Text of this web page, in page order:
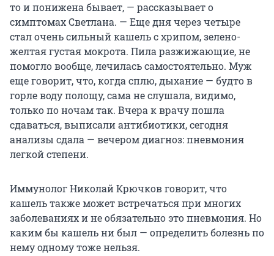
то и понижена бывает, — рассказывает о
симптомах Светлана. — Еще дня через четыре
стал очень сильный кашель с хрипом, зелено-
желтая густая мокрота. Пила разжижающие, не
помогло вообще, лечилась самостоятельно. Муж
еще говорит, что, когда сплю, дыхание — будто в
горле воду полощу, сама не слушала, видимо,
только по ночам так. Вчера к врачу пошла
сдаваться, выписали антибиотики, сегодня
анализы сдала — вечером диагноз: пневмония
легкой степени.
Иммунолог Николай Крючков говорит, что
кашель также может встречаться при многих
заболеваниях и не обязательно это пневмония. Но
каким бы кашель ни был — определить болезнь по
нему одному тоже нельзя.